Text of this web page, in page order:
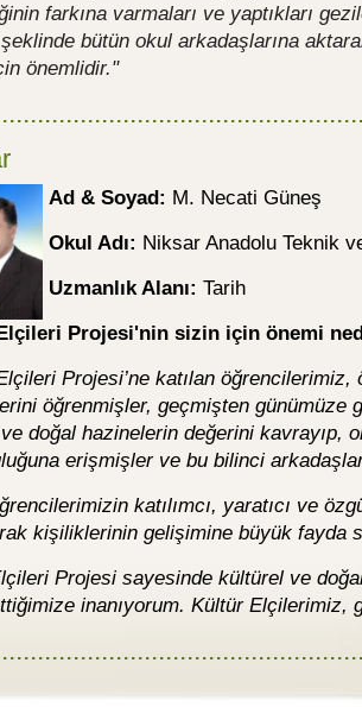
farkına varmaları ve yaptıkları
bütün okul arkadaşlarına
önemlidir."
Ad & Soyad: M. Necati Güneş
Okul Adı: Niksar Anadolu Teknik
Uzmanlık Alanı: Tarih
Projesi'nin sizin için önemi
Projesi’ne katılan öğrencilerimiz,
öğrenmişler, geçmişten günümüze
doğal hazinelerin değerini kavrayıp,
erişmişler ve bu bilinci
katılımcı, yaratıcı ve
kişiliklerinin gelişimine büyük fayda
Projesi sayesinde kültürel ve doğal
inanıyorum. Kültür Elçilerimiz,